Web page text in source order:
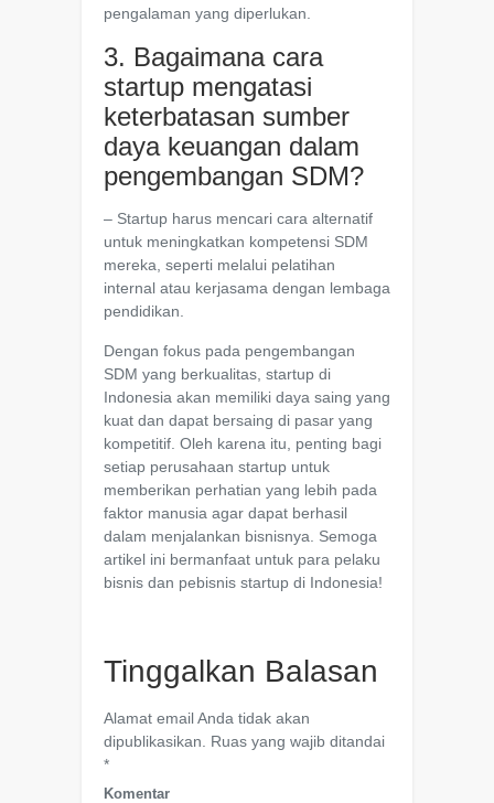
pengalaman yang diperlukan.
3. Bagaimana cara
startup mengatasi
keterbatasan sumber
daya keuangan dalam
pengembangan SDM?
– Startup harus mencari cara alternatif
untuk meningkatkan kompetensi SDM
mereka, seperti melalui pelatihan
internal atau kerjasama dengan lembaga
pendidikan.
Dengan fokus pada pengembangan
SDM yang berkualitas, startup di
Indonesia akan memiliki daya saing yang
kuat dan dapat bersaing di pasar yang
kompetitif. Oleh karena itu, penting bagi
setiap perusahaan startup untuk
memberikan perhatian yang lebih pada
faktor manusia agar dapat berhasil
dalam menjalankan bisnisnya. Semoga
artikel ini bermanfaat untuk para pelaku
bisnis dan pebisnis startup di Indonesia!
Tinggalkan Balasan
Alamat email Anda tidak akan
dipublikasikan.
Ruas yang wajib ditandai
*
Komentar